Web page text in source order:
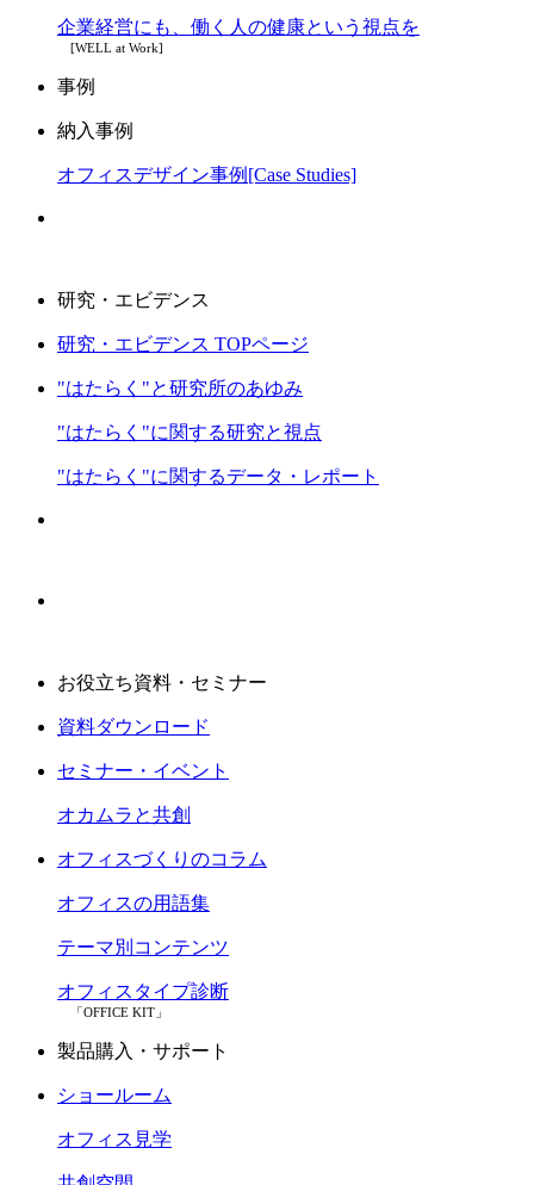
企業経営にも、働く人の健康という視点を
[WELL at Work]
事例
納入事例
オフィスデザイン事例[Case Studies]
研究・エビデンス
研究・エビデンス TOPページ
"はたらく"と研究所のあゆみ
"はたらく"に関する研究と視点
"はたらく"に関するデータ・レポート
お役立ち資料・セミナー
資料ダウンロード
セミナー・イベント
オカムラと共創
オフィスづくりのコラム
オフィスの用語集
テーマ別コンテンツ
オフィスタイプ診断
「OFFICE KIT」
製品購入・サポート
ショールーム
オフィス見学